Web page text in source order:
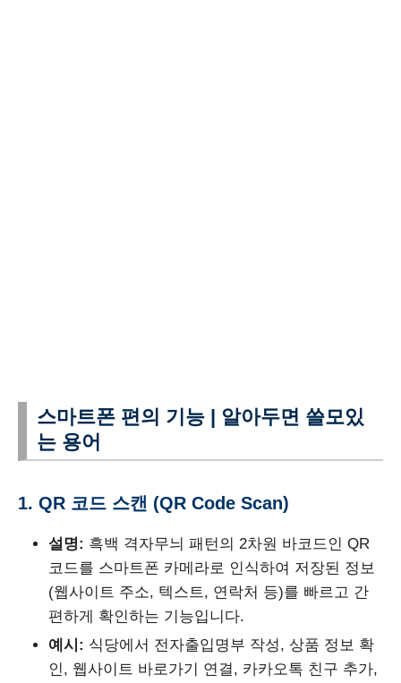
스마트폰 편의 기능 | 알아두면 쓸모있
는 용어
1. QR 코드 스캔 (QR Code Scan)
설명: 흑백 격자무늬 패턴의 2차원 바코드인 QR
코드를 스마트폰 카메라로 인식하여 저장된 정보
(웹사이트 주소, 텍스트, 연락처 등)를 빠르고 간
편하게 확인하는 기능입니다.
예시: 식당에서 전자출입명부 작성, 상품 정보 확
인, 웹사이트 바로가기 연결, 카카오톡 친구 추가,